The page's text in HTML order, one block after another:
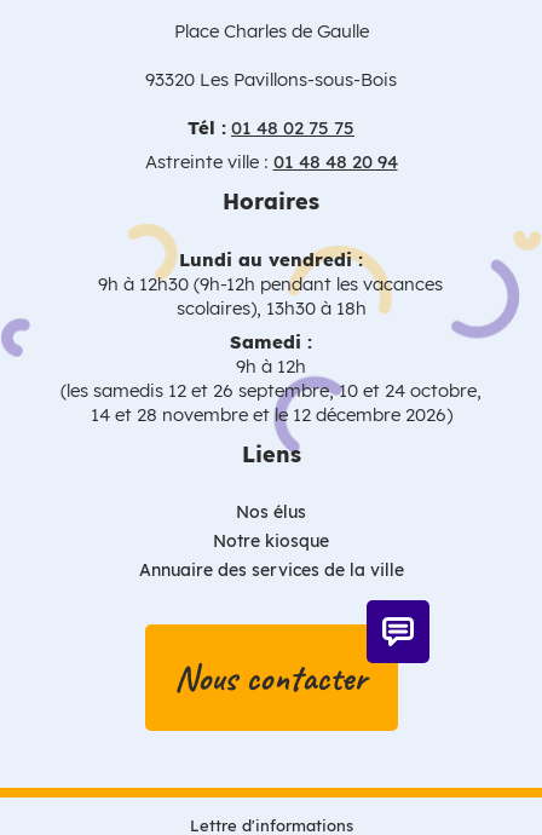
Place Charles de Gaulle
93320 Les Pavillons-sous-Bois
Tél : 01 48 02 75 75
Astreinte ville : 01 48 48 20 94
Horaires
Lundi au vendredi :
9h à 12h30 (9h-12h pendant les vacances
scolaires), 13h30 à 18h
Samedi :
9h à 12h
(les samedis 12 et 26 septembre, 10 et 24 octobre,
14 et 28 novembre et le 12 décembre 2026)
Liens
Nos élus
Notre kiosque
Annuaire des services de la ville
Nous contacter
Lettre d'informations